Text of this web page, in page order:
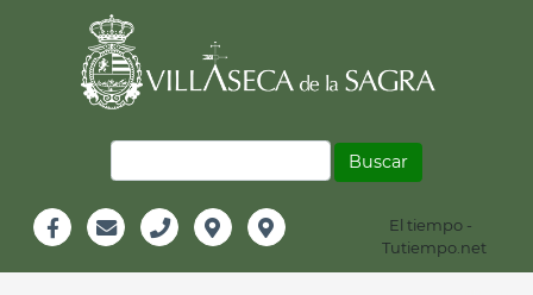
Información
Header
El tiempo -
Tutiempo.net